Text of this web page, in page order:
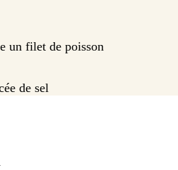
un filet de poisson
de sel